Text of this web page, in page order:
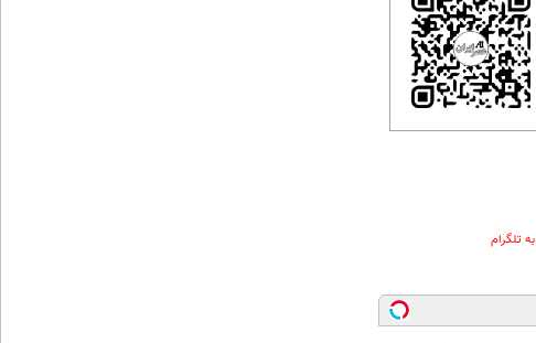
تلگرام